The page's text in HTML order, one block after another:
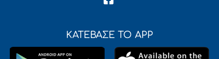
ΚΑΤΕΒΑΣΕ ΤΟ APP